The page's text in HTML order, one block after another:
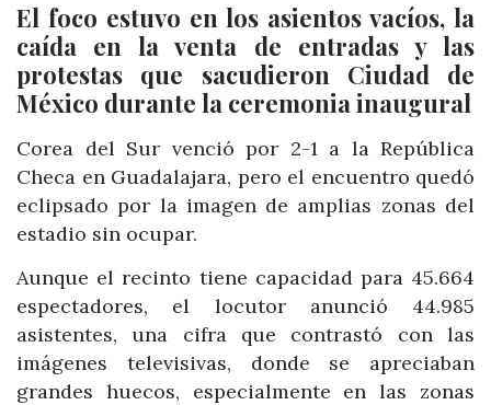
El foco estuvo en los asientos vacíos, la
caída en la venta de entradas y las
protestas que sacudieron Ciudad de
México durante la ceremonia inaugural
Corea del Sur venció por 2-1 a la República
Checa en Guadalajara, pero el encuentro quedó
eclipsado por la imagen de amplias zonas del
estadio sin ocupar.
Aunque el recinto tiene capacidad para 45.664
espectadores, el locutor anunció 44.985
asistentes, una cifra que contrastó con las
imágenes televisivas, donde se apreciaban
grandes huecos, especialmente en las zonas